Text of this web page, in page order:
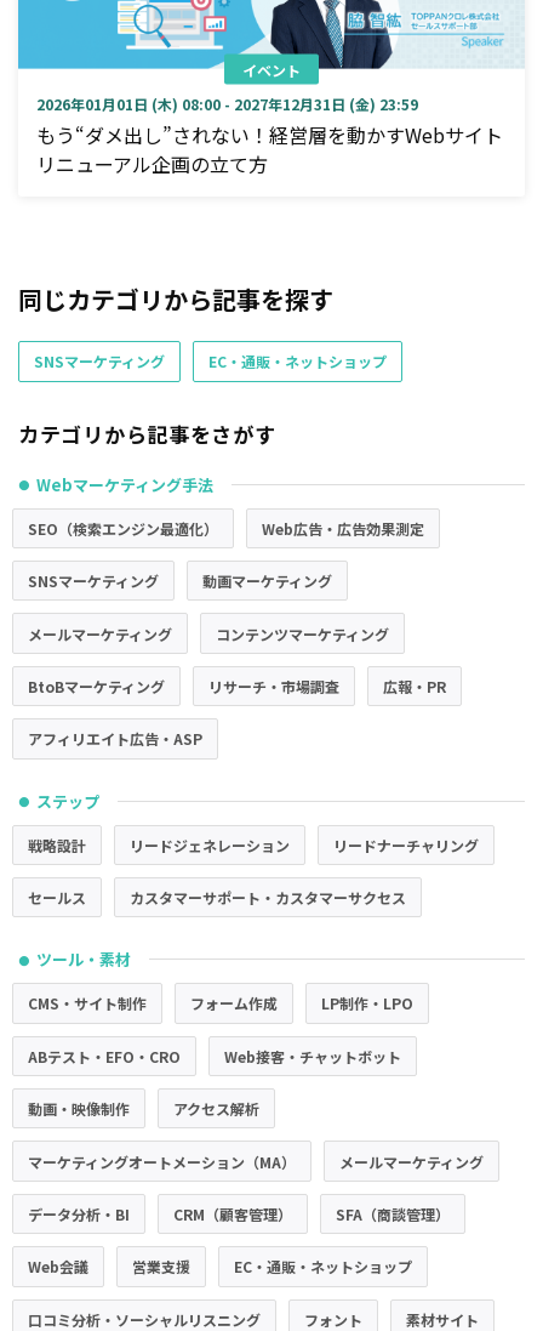
イベント
2026年01月01日 (木) 08:00 - 2027年12月31日 (金) 23:59
もう“ダメ出し”されない！経営層を動かすWebサイト
リニューアル企画の立て方
同じカテゴリから記事を探す
SNSマーケティング EC・通販・ネットショップ
カテゴリから記事をさがす
● Webマーケティング手法
SEO（検索エンジン最適化） Web広告・広告効果測定
SNSマーケティング 動画マーケティング
メールマーケティング コンテンツマーケティング
BtoBマーケティング リサーチ・市場調査 広報・PR
アフィリエイト広告・ASP
● ステップ
戦略設計 リードジェネレーション リードナーチャリング
セールス カスタマーサポート・カスタマーサクセス
● ツール・素材
CMS・サイト制作 フォーム作成 LP制作・LPO
ABテスト・EFO・CRO Web接客・チャットボット
動画・映像制作 アクセス解析
マーケティングオートメーション（MA） メールマーケティング
データ分析・BI CRM（顧客管理） SFA（商談管理）
Web会議 営業支援 EC・通販・ネットショップ
口コミ分析・ソーシャルリスニング フォント 素材サイト